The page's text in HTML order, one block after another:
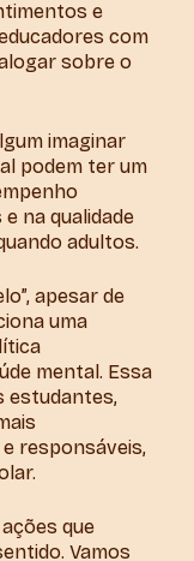
e
com
sobre o
imaginar
podem ter um
na qualidade
adultos.
apesar de
uma
mental. Essa
estudantes,
responsáveis,
que
Vamos